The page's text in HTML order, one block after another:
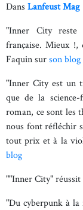
Dans Lanfeust Mag
"Inner City reste
française. Mieux !,
Faquin surson blog
"Inner City est un
que de la
roman, ce sont les
nous font réfléchir
tout prix et à la
blog
""Inner City"
"Du cyberpunk à